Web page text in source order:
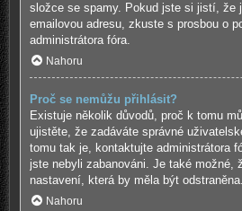
složce se spamy. Pokud jste si jistí, že
emailovou adresu, zkuste s prosbou o
administrátora fóra.
Nahoru
Proč se nemůžu přihlásit?
Existuje několik důvodů, proč k tomu
ujistěte, že zadáváte správné
tomu tak je, kontaktujte administrátora
jste nebyli zabanováni. Je také možné,
nastavení, která by měla být odstraněna.
Nahoru